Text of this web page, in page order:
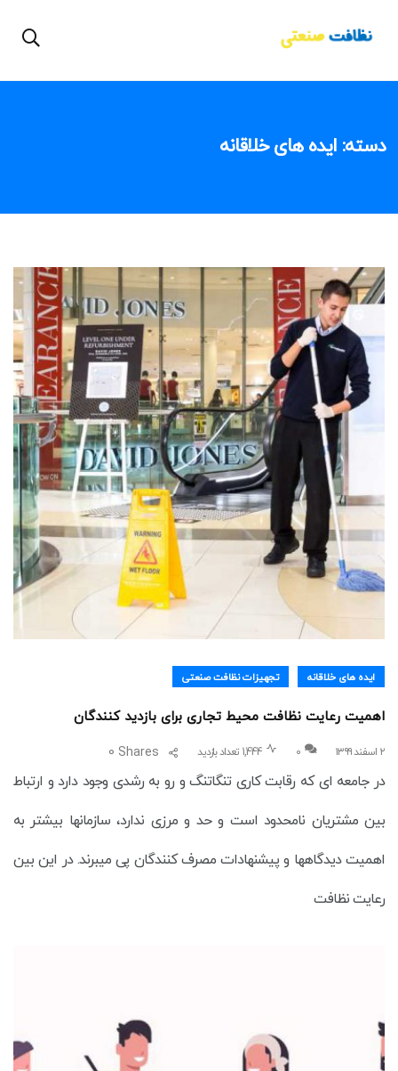
دسته: ایده های خلاقانه
ایده های خلاقانه تجهیزات نظافت صنعتی
اهمیت رعایت نظافت محیط تجاری برای بازدید کنندگان
۲ اسفند ۱۳۹۹ 0 1,444 تعداد بازدید Shares
0
در جامعه ای که رقابت کاری تنگاتنگ و رو به رشدی وجود دارد و ارتباط
بین مشتریان نامحدود است و حد و مرزی ندارد، سازمانها بیشتر به
اهمیت دیدگاهها و پیشنهادات مصرف کنندگان پی میبرند. در این بین
رعایت نظافت